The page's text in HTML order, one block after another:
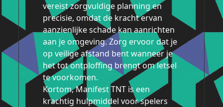
vereist zorgvuldige planning en
precisie, omdat de kracht ervan
aanzienlijke schade kan aanrichten
aan je omgeving. Zorg ervoor dat je
op veilige afstand bent wanneer je
het tot ontploffing brengt om letsel
te voorkomen.
Kortom, Manifest TNT is een
krachtig hulpmiddel voor spelers